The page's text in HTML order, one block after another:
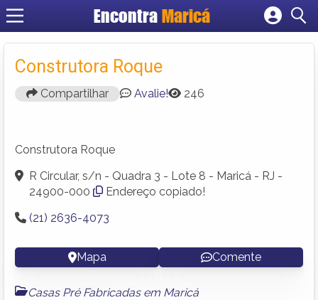
EncontraMaricá
Cadastrar empresa
Criar conta
Construtora Roque
Compartilhar Avalie! 246
Construtora Roque
R Circular, s/n - Quadra 3 - Lote 8 - Maricá - RJ -
24900-000
Endereço copiado!
(21) 2636-4073
Mapa Comente
Casas Pré Fabricadas em Maricá